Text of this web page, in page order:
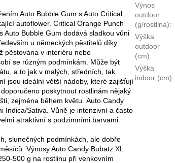
Auto Bubble Gum s Auto Critical
autoflower. Critical Orange Punch
Auto Bubble Gum dodává sladkou vůni
u německých pěstitelů díky
pěstována v interiéru nebo
se různým podmínkám. Může být
a to jak v malých, středních, tak
jsou ideální větší nádoby, které zajišťují
poskytnout rostlinám nějaký
zejména během květu. Auto Candy
Indica/Sativa. Vůně je intenzivní a často
atraktivní s podzimními barvami.
slunečných podmínkách, ale dobře
Výnosy Auto Candy Bubatz XL
500 g na rostlinu při venkovním
Výnos
outdoor
(g/rostlina):
Výška
outdoor
(cm):
Výška
indoor (cm):